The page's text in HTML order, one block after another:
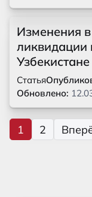
Изменения
ликвидации
Статья
Обновлено:
1 2